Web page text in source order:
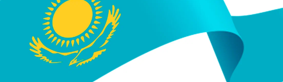
қоржынында екі медаль бар. Бұған дейін Талғат
алды.
көру үшін TikTok арнамызға жазылыңыз!